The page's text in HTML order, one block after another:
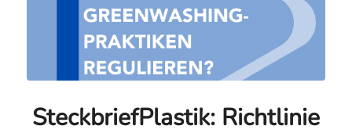
SteckbriefPlastik: Richtlinie